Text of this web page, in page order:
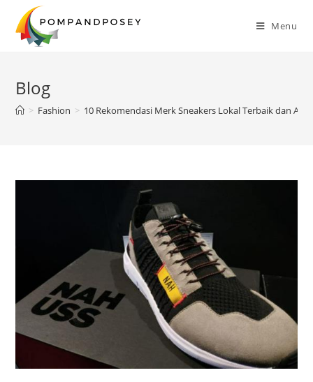
content
Menu
Blog
> Fashion > 10 Rekomendasi Merk Sneakers Lokal Terbaik dan